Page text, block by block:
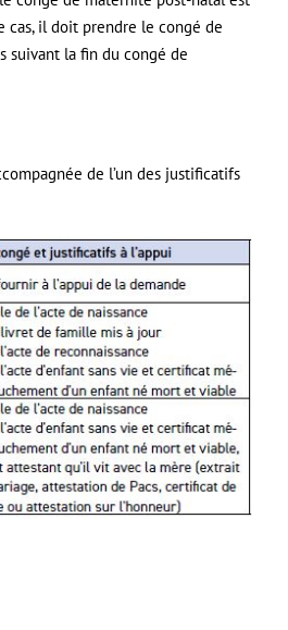
cas, il doit prendre le congé de
suivant la fin du congé de
de l’un des justificatifs